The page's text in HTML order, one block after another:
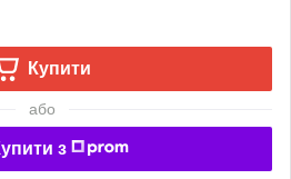
Купити
або
з